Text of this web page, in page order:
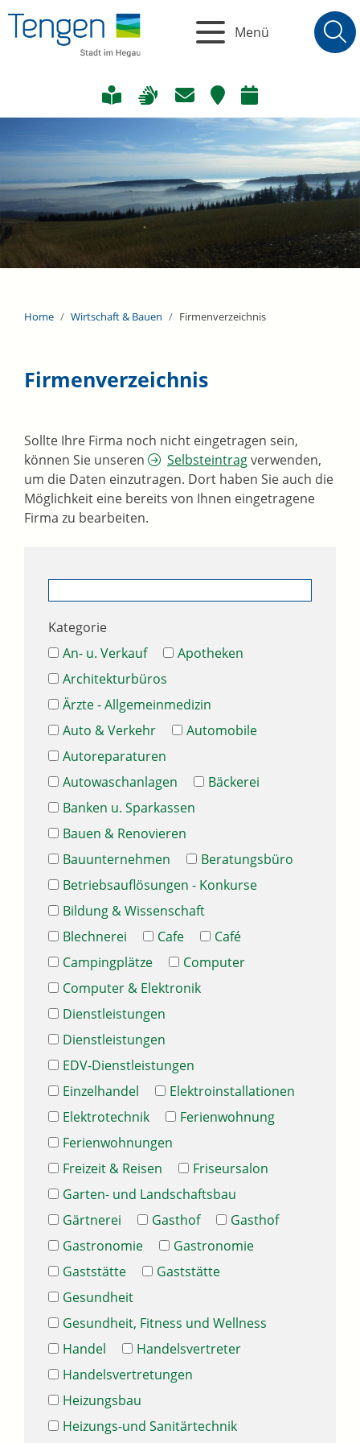
Menü
Home Wirtschaft & Bauen Firmenverzeichnis
Firmenverzeichnis
Sollte Ihre Firma noch nicht eingetragen sein,
können Sie unseren
Selbsteintragverwenden,
um die Daten einzutragen. Dort haben Sie auch die
Möglichkeit eine bereits von Ihnen eingetragene
Firma zu bearbeiten.
Kategorie
An- u. Verkauf
Apotheken
Architekturbüros
Ärzte - Allgemeinmedizin
Auto & Verkehr
Automobile
Autoreparaturen
Autowaschanlagen
Bäckerei
Banken u. Sparkassen
Bauen & Renovieren
Bauunternehmen
Beratungsbüro
Betriebsauflösungen - Konkurse
Bildung & Wissenschaft
Blechnerei
Cafe
Café
Campingplätze
Computer
Computer & Elektronik
Dienstleistungen
Dienstleistungen
EDV-Dienstleistungen
Einzelhandel
Elektroinstallationen
Elektrotechnik
Ferienwohnung
Ferienwohnungen
Freizeit & Reisen
Friseursalon
Garten- und Landschaftsbau
Gärtnerei
Gasthof
Gasthof
Gastronomie
Gastronomie
Gaststätte
Gaststätte
Gesundheit
Gesundheit, Fitness und Wellness
Handel
Handelsvertreter
Handelsvertretungen
Heizungsbau
Heizungs-und Sanitärtechnik